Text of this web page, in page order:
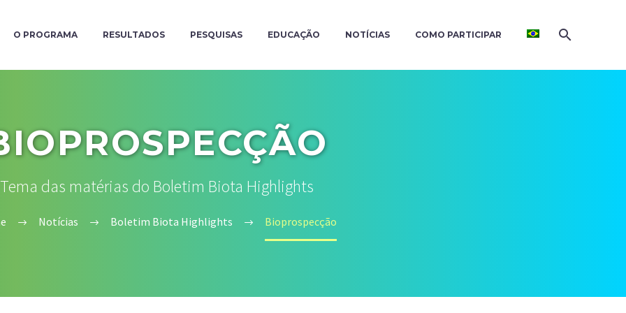
O PROGRAMA RESULTADOS PESQUISAS EDUCAÇÃO NOTÍCIAS COMO PARTICIPAR
Tema das matérias do Boletim Biota Highlights
Notícias Boletim Biota Highlights Bioprospecção